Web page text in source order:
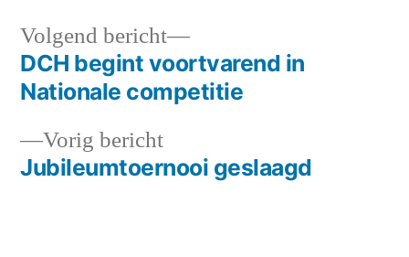
Bericht
navigatie
Vorig berichtVorig
bericht:
Jubileumtoernooi geslaagd
Volgend bericht
Volgend
bericht:
DCH begint voortvarend in
Nationale competitie